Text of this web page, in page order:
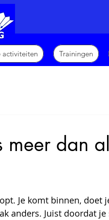
activiteiten Trainingen
meer dan
Je komt binnen, doet
anders. Juist doordat je